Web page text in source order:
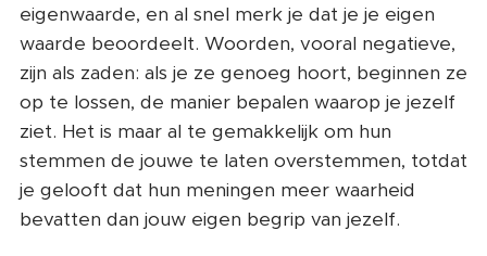
eigenwaarde, en al snel merk je dat je je eigen
waarde beoordeelt. Woorden, vooral negatieve,
zijn als zaden: als je ze genoeg hoort, beginnen ze
op te lossen, de manier bepalen waarop je jezelf
ziet. Het is maar al te gemakkelijk om hun
stemmen de jouwe te laten overstemmen, totdat
je gelooft dat hun meningen meer waarheid
bevatten dan jouw eigen begrip van jezelf.